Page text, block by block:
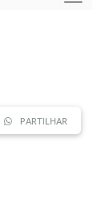
PARTILHAR